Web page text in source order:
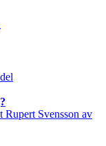
Rupert Svensson av